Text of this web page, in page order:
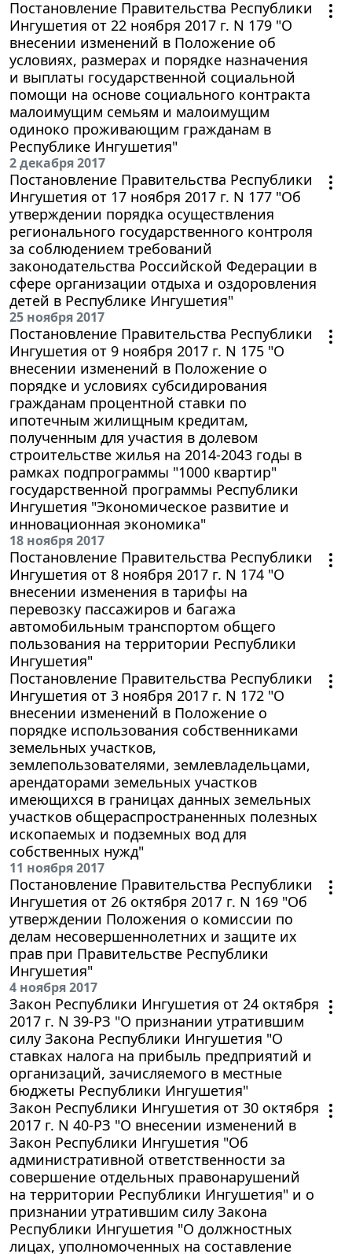
Постановление Правительства Республики
Ингушетия от 22 ноября 2017 г. N 179 "О
внесении изменений в Положение об
условиях, размерах и порядке назначения
и выплаты государственной социальной
помощи на основе социального контракта
малоимущим семьям и малоимущим
одиноко проживающим гражданам в
Республике Ингушетия"
2 декабря 2017
Постановление Правительства Республики
Ингушетия от 17 ноября 2017 г. N 177 "Об
утверждении порядка осуществления
регионального государственного контроля
за соблюдением требований
законодательства Российской Федерации в
сфере организации отдыха и оздоровления
детей в Республике Ингушетия"
25 ноября 2017
Постановление Правительства Республики
Ингушетия от 9 ноября 2017 г. N 175 "О
внесении изменений в Положение о
порядке и условиях субсидирования
гражданам процентной ставки по
ипотечным жилищным кредитам,
полученным для участия в долевом
строительстве жилья на 2014-2043 годы в
рамках подпрограммы "1000 квартир"
государственной программы Республики
Ингушетия "Экономическое развитие и
инновационная экономика"
18 ноября 2017
Постановление Правительства Республики
Ингушетия от 8 ноября 2017 г. N 174 "О
внесении изменения в тарифы на
перевозку пассажиров и багажа
автомобильным транспортом общего
пользования на территории Республики
Ингушетия"
Постановление Правительства Республики
Ингушетия от 3 ноября 2017 г. N 172 "О
внесении изменений в Положение о
порядке использования собственниками
земельных участков,
землепользователями, землевладельцами,
арендаторами земельных участков
имеющихся в границах данных земельных
участков общераспространенных полезных
ископаемых и подземных вод для
собственных нужд"
11 ноября 2017
Постановление Правительства Республики
Ингушетия от 26 октября 2017 г. N 169 "Об
утверждении Положения о комиссии по
делам несовершеннолетних и защите их
прав при Правительстве Республики
Ингушетия"
4 ноября 2017
Закон Республики Ингушетия от 24 октября
2017 г. N 39-РЗ "О признании утратившим
силу Закона Республики Ингушетия "О
ставках налога на прибыль предприятий и
организаций, зачисляемого в местные
бюджеты Республики Ингушетия"
Закон Республики Ингушетия от 30 октября
2017 г. N 40-РЗ "О внесении изменений в
Закон Республики Ингушетия "Об
административной ответственности за
совершение отдельных правонарушений
на территории Республики Ингушетия" и о
признании утратившим силу Закона
Республики Ингушетия "О должностных
лицах, уполномоченных на составление